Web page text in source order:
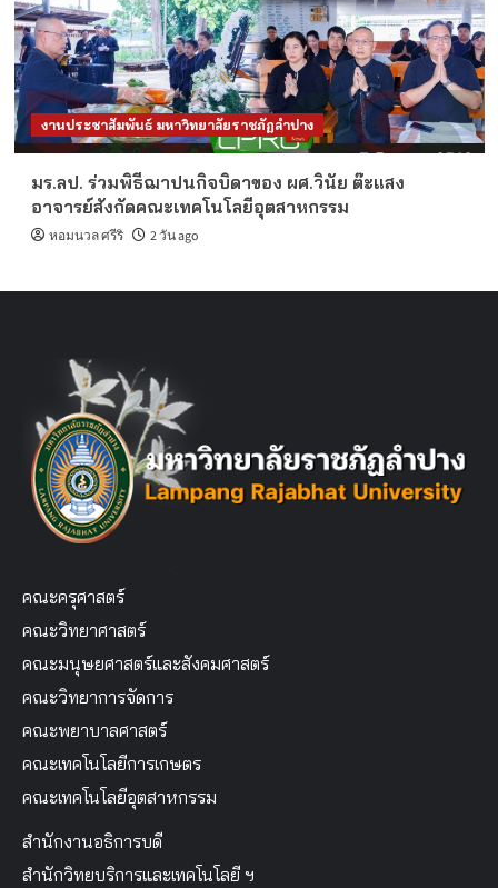
งานประชาสัมพันธ์ มหาวิทยาลัยราชภัฏลำปาง
มร.ลป. ร่วมพิธีฌาปนกิจบิดาของ ผศ.วินัย ต๊ะแสง
อาจารย์สังกัดคณะเทคโนโลยีอุตสาหกรรม
หอมนวล ศรีริ 2 วัน ago
คณะครุศาสตร์
คณะวิทยาศาสตร์
คณะมนุษยศาสตร์และสังคมศาสตร์
คณะวิทยาการจัดการ
คณะพยาบาลศาสตร์
คณะเทคโนโลยีการเกษตร
คณะเทคโนโลยีอุตสาหกรรม
สำนักงานอธิการบดี
สำนักวิทยบริการและเทคโนโลยี ฯ